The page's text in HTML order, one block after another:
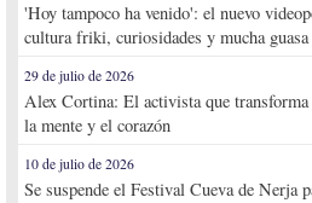
'Hoy tampoco ha venido': el nuevo
cultura friki, curiosidades y mucha guasa
29 de julio de 2026
Alex Cortina: El activista que
la mente y el corazón
10 de julio de 2026
Se suspende el Festival Cueva de Nerja